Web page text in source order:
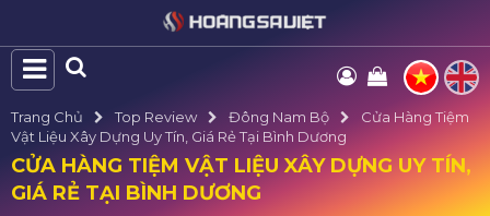
Trang Chủ Top Review Đông Nam Bộ
Cửa Hàng Tiệm
Vật Liệu Xây Dựng Uy Tín, Giá Rẻ Tại Bình Dương
CỬA HÀNG TIỆM VẬT LIỆU XÂY DỰNG UY TÍN,
GIÁ RẺ TẠI BÌNH DƯƠNG